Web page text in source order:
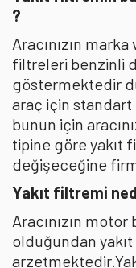
?
Aracınızın
filtreleri benzinli
göstermektedir
araç için standart
bunun için
tipine göre yakıt
değişeceğine
Yakıt filtremi
Aracınızın
olduğundan